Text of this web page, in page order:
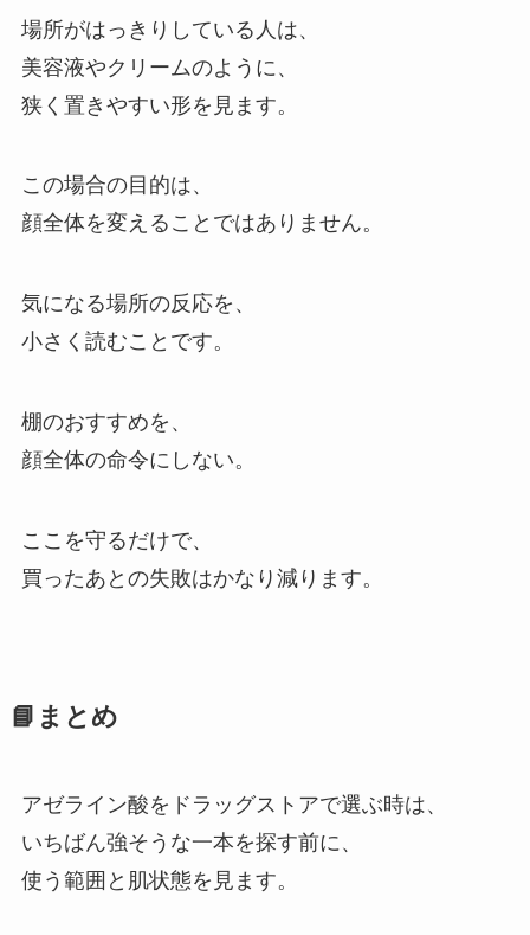
場所がはっきりしている人は、
美容液やクリームのように、
狭く置きやすい形を見ます。
この場合の目的は、
顔全体を変えることではありません。
気になる場所の反応を、
小さく読むことです。
棚のおすすめを、
顔全体の命令にしない。
ここを守るだけで、
買ったあとの失敗はかなり減ります。
📘まとめ
アゼライン酸をドラッグストアで選ぶ時は、
いちばん強そうな一本を探す前に、
使う範囲と肌状態を見ます。